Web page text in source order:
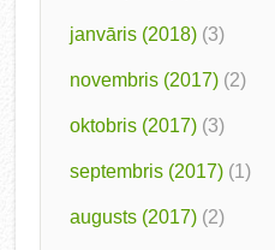
janvāris (2018) (3)
novembris (2017) (2)
oktobris (2017) (3)
septembris (2017) (1)
augusts (2017) (2)